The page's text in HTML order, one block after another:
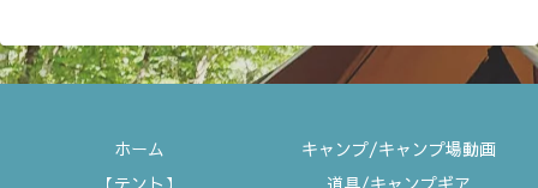
ホーム
キャンプ/キャンプ場動画
【テント】
道具/キャンプギア